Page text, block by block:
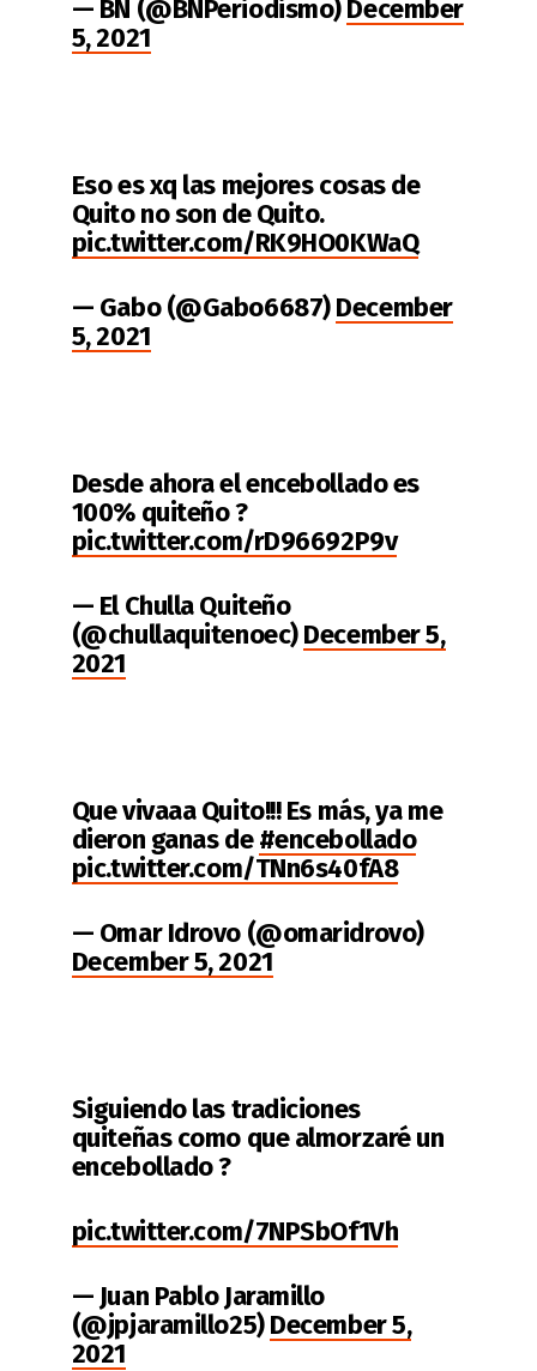
— BN (@BNPeriodismo) December
5, 2021
Eso es xq las mejores cosas de
Quito no son de Quito.
pic.twitter.com/RK9HO0KWaQ
— Gabo (@Gabo6687)December
5, 2021
Desde ahora el encebollado es
100% quiteño ?
pic.twitter.com/rD96692P9v
— El Chulla Quiteño
(@chullaquitenoec)December 5,
2021
Que vivaaa Quito!!! Es más, ya me
dieron ganas de#encebollado
pic.twitter.com/TNn6s40fA8
— Omar Idrovo (@omaridrovo)
December 5, 2021
Siguiendo las tradiciones
quiteñas como que almorzaré un
encebollado ?
pic.twitter.com/7NPSbOf1Vh
— Juan Pablo Jaramillo
(@jpjaramillo25)December 5,
2021